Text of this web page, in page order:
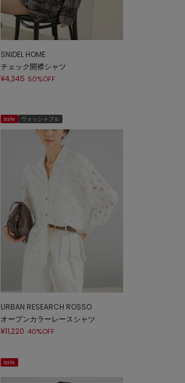
SNIDEL HOME
チェック開襟シャツ
¥4,345 50%OFF
sale ウォッシャブル
URBAN RESEARCH ROSSO
オープンカラーレースシャツ
¥11,220 40%OFF
sale